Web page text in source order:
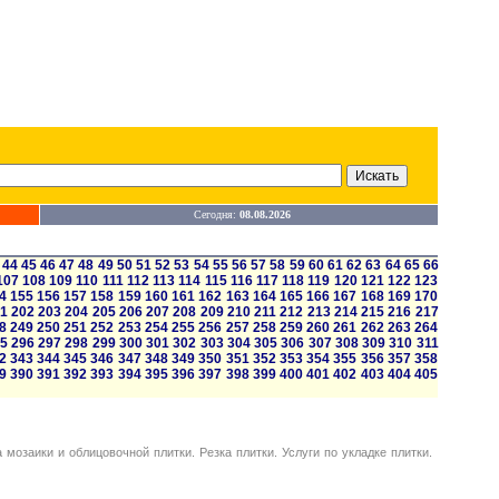
Сегодня: 08.08.2026
44 45 46 47 48 49 50 51 52 53 54 55 56 57 58 59 60 61 62 63 64 65 66
108 109 110 111 112 113 114 115 116 117 118 119 120 121 122 123
155 156 157 158 159 160 161 162 163 164 165 166 167 168 169 170
202 203 204 205 206 207 208 209 210 211 212 213 214 215 216 217
249 250 251 252 253 254 255 256 257 258 259 260 261 262 263 264
296 297 298 299 300 301 302 303 304 305 306 307 308 309 310 311
343 344 345 346 347 348 349 350 351 352 353 354 355 356 357 358
390 391 392 393 394 395 396 397 398 399 400 401 402 403 404 405
и облицовочной плитки. Резка плитки. Услуги по укладке плитки.